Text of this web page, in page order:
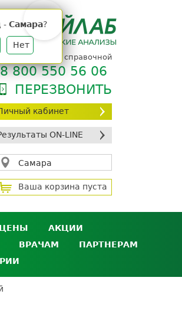
кабинет
ON-LINE
Самара
- Самара?
Нет
Ваша корзина пуста
единой справочной
8 800 550 56 06
ПЕРЕЗВОНИТЬ
цены
анализы
анализов
АКЦИИ
пациента
программа
ВРАЧАМ ПАРТНЕРАМ
кабинет